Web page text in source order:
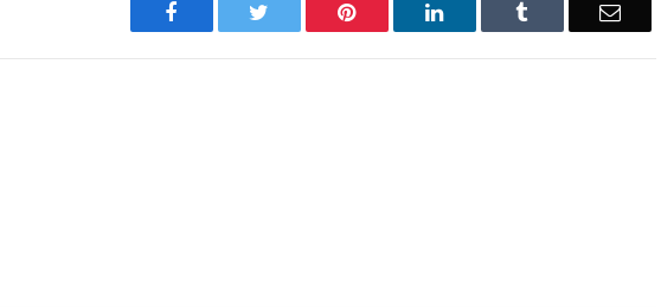
Facebook Pinterest LinkedIn Email